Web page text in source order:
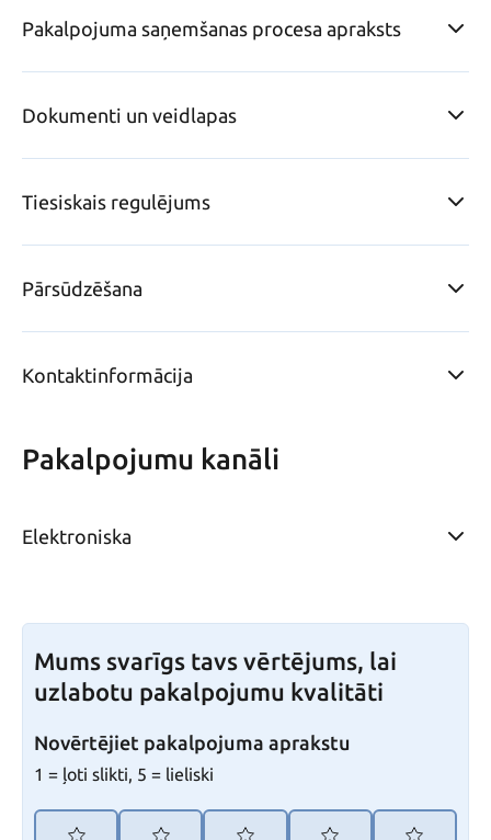
Pakalpojuma saņemšanas procesa apraksts
Dokumenti un veidlapas
Tiesiskais regulējums
Pārsūdzēšana
Kontaktinformācija
Pakalpojumu kanāli
Elektroniska
Mums svarīgs tavs vērtējums, lai
uzlabotu pakalpojumu kvalitāti
Novērtējiet pakalpojuma aprakstu
1 = ļoti slikti, 5 = lieliski